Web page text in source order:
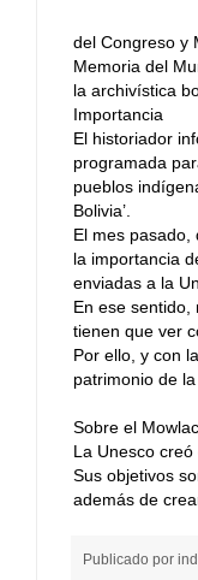
del Congreso y
Memoria del
la archivística
Importancia
El historiador
programada
pueblos
Bolivia’.
El mes
la importancia
enviadas a la
En ese sentido,
tienen que ver
Por ello, y con
patrimonio de
Sobre el Mowlac
La Unesco
Sus objetivos
además de
Publicado por